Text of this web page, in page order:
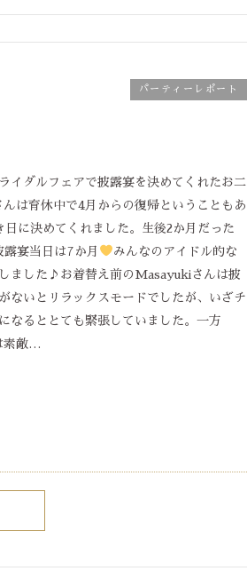
パーティーレポート
イダルフェアで披露宴を決めてくれたお二
は育休中で4月からの復帰ということもあ
日に決めてくれました。生後2か月だった
露宴当日は7か月
みんなのアイドル的な
ました♪お着替え前のMasayukiさんは披
ないとリラックスモードでしたが、いざチ
なるととても緊張していました。一方
素敵…